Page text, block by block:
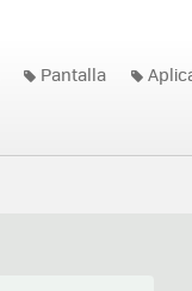
Pantalla